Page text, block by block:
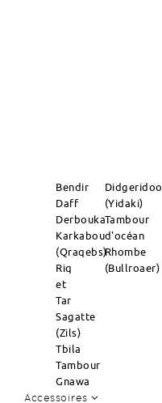
Bendir
Daff
Derbouka
Karkabou
(Qraqebs)
Riq
et
Tar
Sagatte
(Zils)
Tbila
Tambour
Gnawa
Didgeridoo
(Yidaki)
Tambour
d'océan
Rhombe
(Bullroaer)
Accessoires